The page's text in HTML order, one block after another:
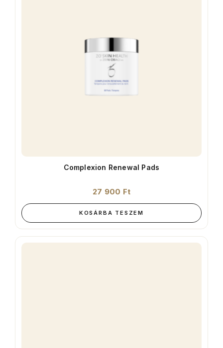
Complexion Renewal Pads
27 900 Ft
KOSÁRBA TESZEM